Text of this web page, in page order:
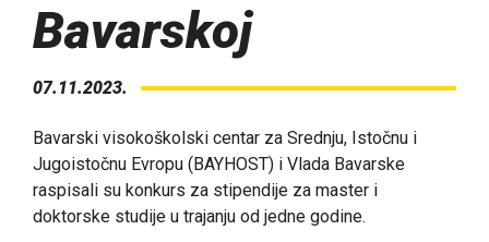
Bavarskoj
07.11.2023.
Bavarski visokoškolski centar za Srednju, Istočnu i
Jugoistočnu Evropu (BAYHOST) i Vlada Bavarske
raspisali su konkurs za stipendije za master i
doktorske studije u trajanju od jedne godine.